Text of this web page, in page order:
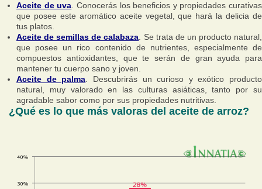
Aceite de uva. Conocerás los beneficios y propiedades curativas
que posee este aromático aceite vegetal, que hará la delicia de
tus platos.
Aceite de semillas de calabaza. Se trata de un producto natural,
que posee un rico contenido de nutrientes, especialmente de
compuestos antioxidantes, que te serán de gran ayuda para
mantener tu cuerpo sano y joven.
Aceite de palma. Descubrirás un curioso y exótico producto
natural, muy valorado en las culturas asiáticas, tanto por su
agradable sabor como por sus propiedades nutritivas.
¿Qué es lo que más valoras del aceite de arroz?